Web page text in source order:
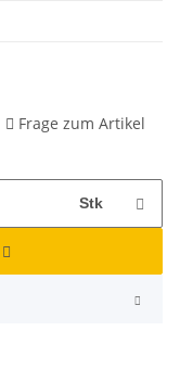
Frage zum Artikel
Stk